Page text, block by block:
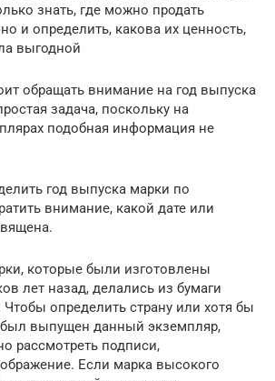
знать, где можно продать
и определить, какова их ценность,
выгодной
обращать внимание на год выпуска
задача, поскольку на
подобная информация не
год выпуска марки по
внимание, какой дате или
которые были изготовлены
лет назад, делались из бумаги
Чтобы определить страну или хотя бы
был выпущен данный экземпляр,
рассмотреть подписи,
Если марка высокого